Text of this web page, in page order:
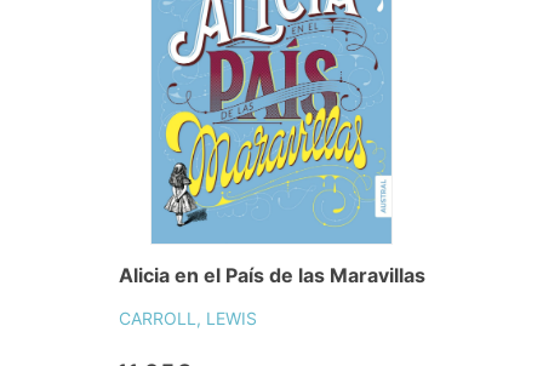
Alicia en el País de las Maravillas
CARROLL, LEWIS